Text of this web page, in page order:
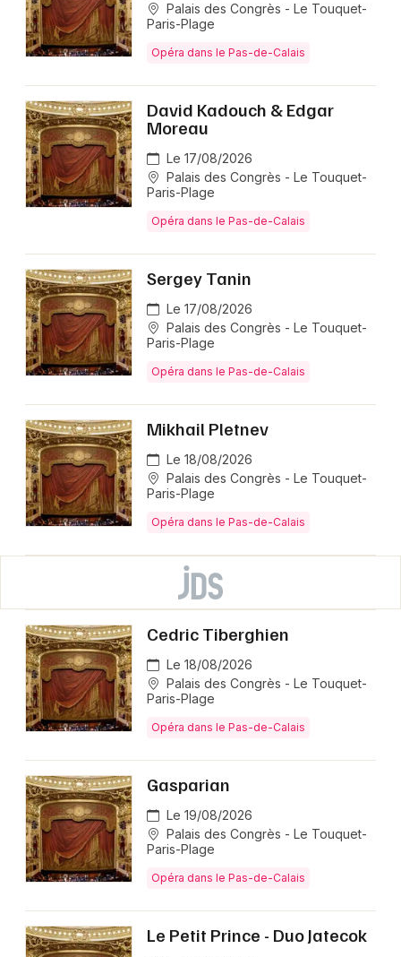
Palais des Congrès - Le Touquet-
Paris-Plage
Opéra dans le Pas-de-Calais
David Kadouch & Edgar
Moreau
Le 17/08/2026
Palais des Congrès - Le Touquet-
Paris-Plage
Opéra dans le Pas-de-Calais
Sergey Tanin
Le 17/08/2026
Palais des Congrès - Le Touquet-
Paris-Plage
Opéra dans le Pas-de-Calais
Mikhail Pletnev
Le 18/08/2026
Palais des Congrès - Le Touquet-
Paris-Plage
Opéra dans le Pas-de-Calais
Cedric Tiberghien
Le 18/08/2026
Palais des Congrès - Le Touquet-
Paris-Plage
Opéra dans le Pas-de-Calais
Gasparian
Le 19/08/2026
Palais des Congrès - Le Touquet-
Paris-Plage
Opéra dans le Pas-de-Calais
Le Petit Prince - Duo Jatecok